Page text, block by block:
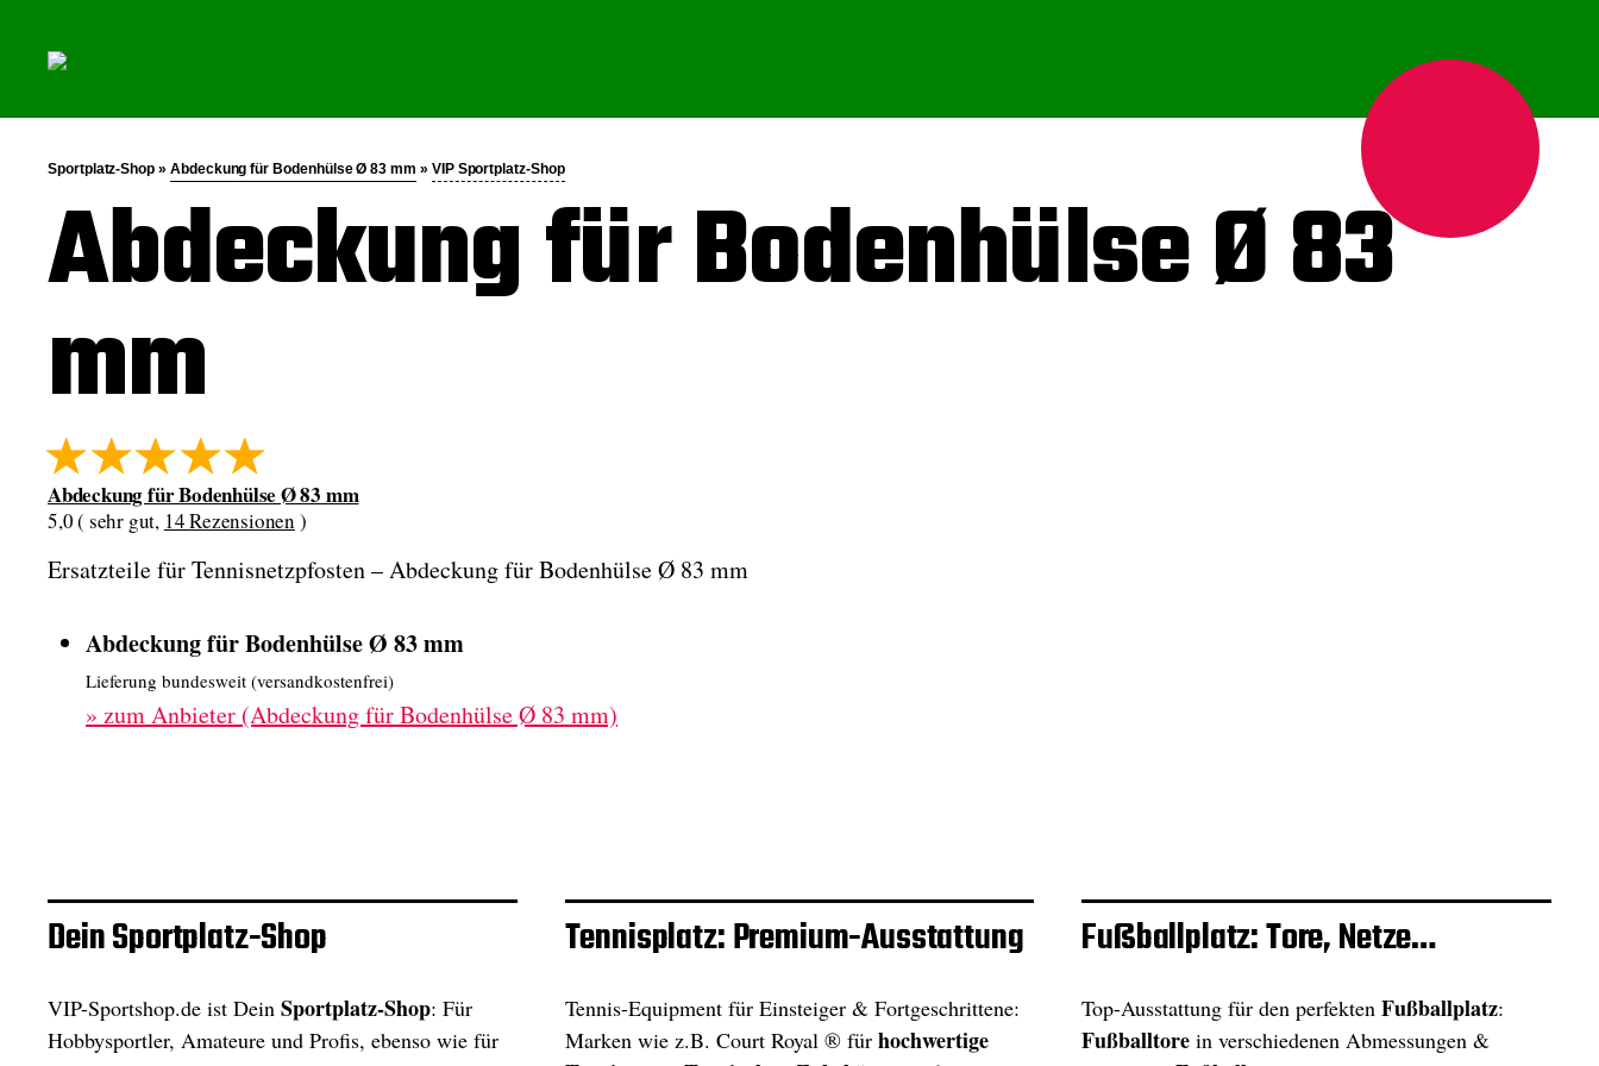
Sportplatz-Shop » Abdeckung für Bodenhülse Ø 83 mm » VIP Sportplatz-Shop
Abdeckung für Bodenhülse Ø 83
mm
Abdeckung für Bodenhülse Ø 83 mm
5,0 ( sehr gut, 14 Rezensionen )
Ersatzteile für Tennisnetzpfosten – Abdeckung für Bodenhülse Ø 83 mm
Abdeckung für Bodenhülse Ø 83 mm
Lieferung bundesweit (versandkostenfrei)
» zum Anbieter (Abdeckung für Bodenhülse Ø 83 mm)
Dein Sportplatz-Shop
VIP-Sportshop.de ist Dein Sportplatz-Shop: Für
Hobbysportler, Amateure und Profis, ebenso wie für
Tennisplatz: Premium-Ausstattung
Tennis-Equipment für Einsteiger & Fortgeschrittene:
Marken wie z.B. Court Royal ® für hochwertige
Fußballplatz: Tore, Netze…
Top-Ausstattung für den perfektenFußballplatz:
Fußballtore in verschiedenen Abmessungen &